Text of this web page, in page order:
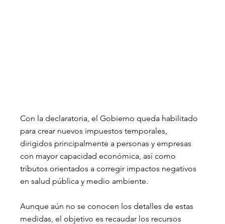
Con la declaratoria, el Gobierno queda habilitado
para crear nuevos impuestos temporales,
dirigidos principalmente a personas y empresas
con mayor capacidad económica, así como
tributos orientados a corregir impactos negativos
en salud pública y medio ambiente.
Aunque aún no se conocen los detalles de estas
medidas, el objetivo es recaudar los recursos